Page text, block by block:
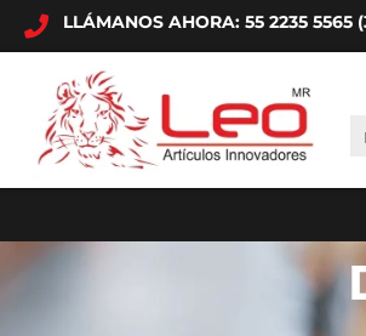
LLÁMANOS AHORA: 55 2235 5565